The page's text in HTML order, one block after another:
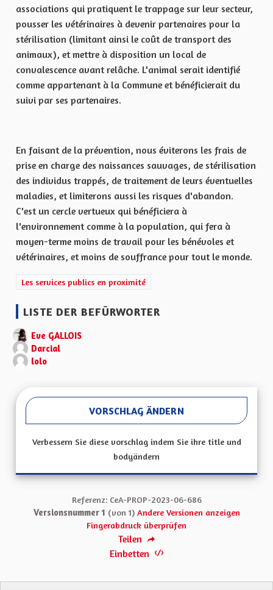
associations qui pratiquent le trappage sur leur secteur,
pousser les vétérinaires à devenir partenaires pour la
stérilisation (limitant ainsi le coût de transport des
animaux), et mettre à disposition un local de
convalescence avant relâche. L'animal serait identifié
comme appartenant à la Commune et bénéficierait du
suivi par ses partenaires.
En faisant de la prévention, nous éviterons les frais de
prise en charge des naissances sauvages, de stérilisation
des individus trappés, de traitement de leurs éventuelles
maladies, et limiterons aussi les risques d'abandon.
C'est un cercle vertueux qui bénéficiera à
l'environnement comme à la population, qui fera à
moyen-terme moins de travail pour les bénévoles et
vétérinaires, et moins de souffrance pour tout le monde.
Ergebnisse nach Kategorie filtern: Les services publics en
Les services publics en proximité
LISTE DER BEFÜRWORTER
Eve GALLOIS
Darcial
lolo
VORSCHLAG ÄNDERN
Verbessern Sie diese vorschlag indem Sie ihre title und
bodyändern
Referenz: CeA-PROP-2023-06-686
Versionsnummer 1 (von 1) Andere Versionen anzeigen
Fingerabdruck überprüfen
Teilen
Einbetten